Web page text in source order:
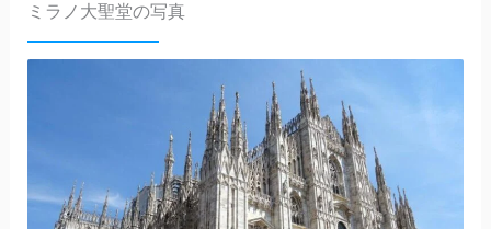
ミラノ大聖堂の写真